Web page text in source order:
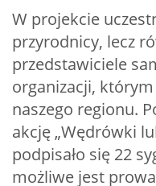
W projekcie
przyrodnicy, lecz
przedstawiciele
organizacji,
naszego regionu.
akcję „Wędrówki
podpisało się 22
możliwe jest